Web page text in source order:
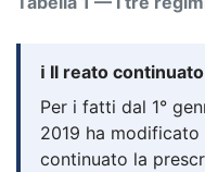
ℹ️ Il reato
Per i fatti dal 1°
2019 ha modificato
continuato la